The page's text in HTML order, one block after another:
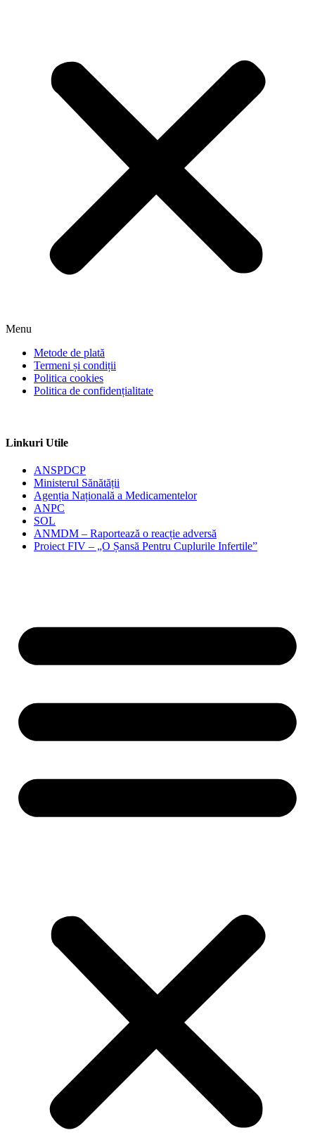
Menu
Metode de plată
Termeni și condiții
Politica cookies
Politica de confidențialitate
Linkuri Utile
ANSPDCP
Ministerul Sănătății
Agenția Națională a Medicamentelor
ANPC
SOL
ANMDM – Raportează o reacție adversă
Proiect FIV – „O Șansă Pentru Cuplurile Infertile”